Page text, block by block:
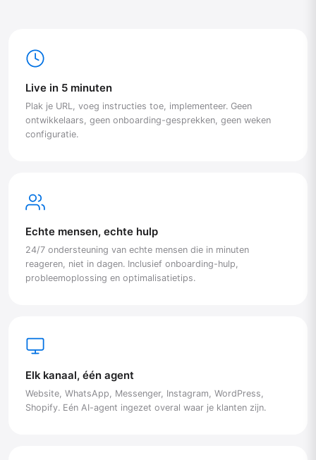
Live in 5 minuten
Plak je URL, voeg instructies toe, implementeer. Geen
ontwikkelaars, geen onboarding-gesprekken, geen weken
configuratie.
Echte mensen, echte hulp
24/7 ondersteuning van echte mensen die in minuten
reageren, niet in dagen. Inclusief onboarding-hulp,
probleemoplossing en optimalisatietips.
Elk kanaal, één agent
Website, WhatsApp, Messenger, Instagram, WordPress,
Shopify. Eén AI-agent ingezet overal waar je klanten zijn.